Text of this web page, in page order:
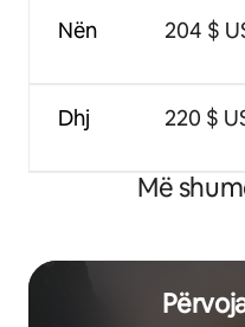
Nën
Dhj
204 $
220 $
Më